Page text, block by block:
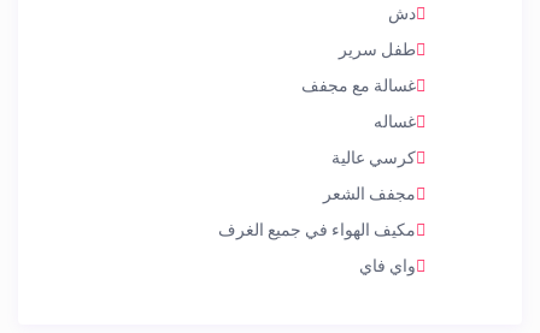
دش
طفل سرير
غسالة مع مجفف
غساله
كرسي عالية
مجفف الشعر
مكيف الهواء في جميع الغرف
واي فاي